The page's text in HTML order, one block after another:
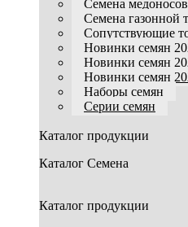
Семена медоносов
Семена газонной
Сопутствующие
Новинки семян
Новинки семян
Новинки семян
Наборы семян
Серии семян
Каталог продукции
Каталог Семена
Каталог продукции